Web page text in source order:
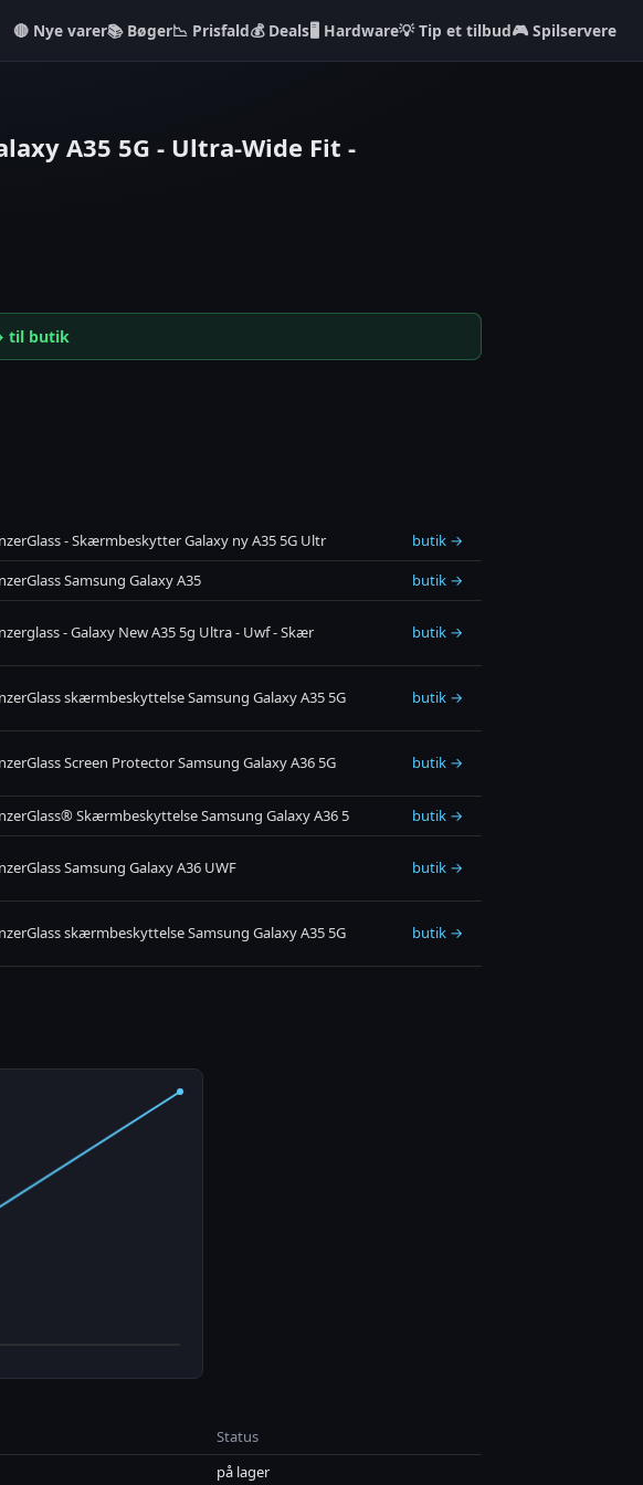
Nye varer📚 Bøger📉 Prisfald💰 Deals🖥️ Hardware💡 Tip et tilbud🎮 Spilservere
A35 5G - Ultra-Wide Fit -
til butik
- Skærmbeskytter Galaxy ny A35 5G Ultr
butik →
Samsung Galaxy A35 butik →
- Galaxy New A35 5g Ultra - Uwf - Skær butik →
skærmbeskyttelse Samsung Galaxy A35 5G butik →
Screen Protector Samsung Galaxy A36 5G butik →
Skærmbeskyttelse Samsung Galaxy A36 5 butik →
Samsung Galaxy A36 UWF butik →
skærmbeskyttelse Samsung Galaxy A35 5G butik →
Status
på lager